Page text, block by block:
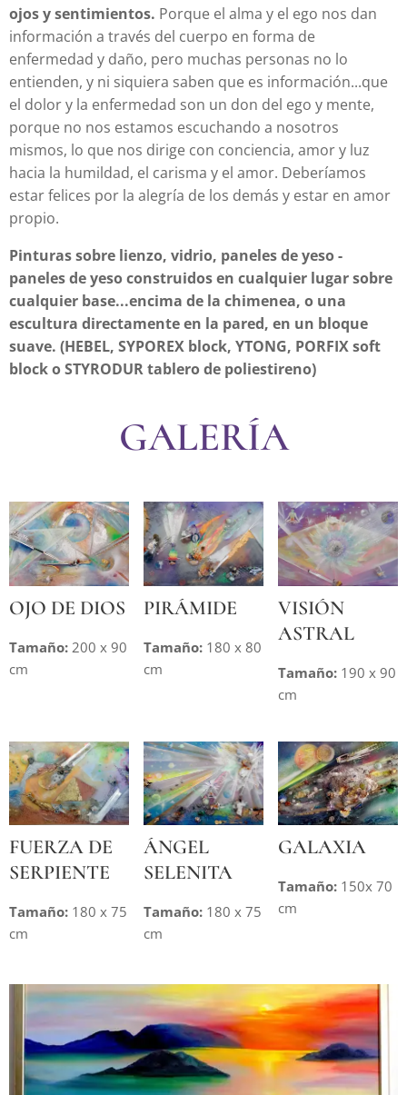
ojos y sentimientos. Porque el alma y el ego nos dan
información a través del cuerpo en forma de
enfermedad y daño, pero muchas personas no lo
entienden, y ni siquiera saben que es información...que
el dolor y la enfermedad son un don del ego y mente,
porque no nos estamos escuchando a nosotros
mismos, lo que nos dirige con conciencia, amor y luz
hacia la humildad, el carisma y el amor. Deberíamos
estar felices por la alegría de los demás y estar en amor
propio.
Pinturas sobre lienzo, vidrio, paneles de yeso -
paneles de yeso construidos en cualquier lugar sobre
cualquier base...encima de la chimenea, o una
escultura directamente en la pared, en un bloque
suave. (HEBEL, SYPOREX block, YTONG, PORFIX soft
block o STYRODUR tablero de poliestireno)
GALERÍA
OJO DE DIOS
Tamaño: 200 x 90
cm
PIRÁMIDE
Tamaño: 180 x 80
cm
VISIÓN
ASTRAL
Tamaño: 190 x 90
cm
FUERZA DE
SERPIENTE
Tamaño: 180 x 75
cm
ÁNGEL
SELENITA
Tamaño: 180 x 75
cm
GALAXIA
Tamaño: 150x 70
cm